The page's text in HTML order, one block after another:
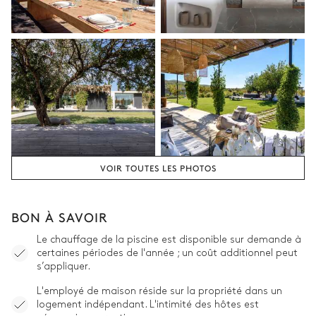
VOIR TOUTES LES PHOTOS
BON À SAVOIR
Le chauffage de la piscine est disponible sur demande à
certaines périodes de l'année ; un coût additionnel peut
s’appliquer.
L'employé de maison réside sur la propriété dans un
logement indépendant. L'intimité des hôtes est